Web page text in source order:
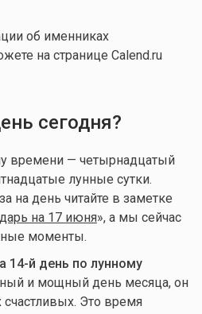
об именниках
на странице Calend.ru
сегодня?
времени — четырнадцатый
лунные сутки.
на день читайте в заметке
на 17 июня», а мы сейчас
моменты.
14-й день по лунному
и мощный день месяца, он
Это время